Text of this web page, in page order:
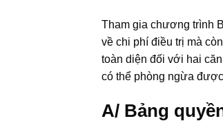
Tham gia chương trình
về chi phí điều trị mà
toàn diện đối với hai
có thể phòng ngừa
A/ Bảng